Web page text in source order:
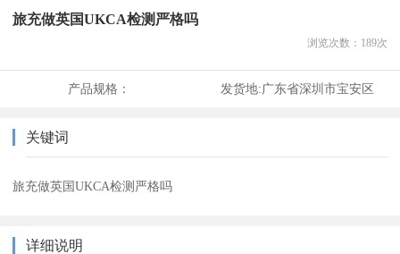
旅充做英国UKCA检测严格吗
浏览次数： 189次
产品规格： 发货地:广东省深圳市宝安区
关键词
旅充做英国UKCA检测严格吗
详细说明